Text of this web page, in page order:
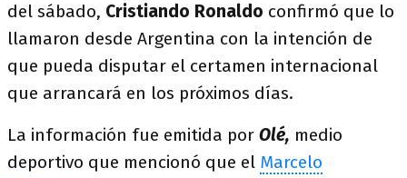
del sábado, Cristiando Ronaldo confirmó que lo
llamaron desde Argentina con la intención de
que pueda disputar el certamen internacional
que arrancará en los próximos días.
La información fue emitida por Olé, medio
deportivo que mencionó que el Marcelo